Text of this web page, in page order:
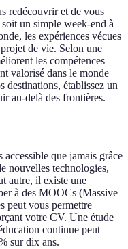
redécouvrir et de vous
un simple week-end à
les expériences vécues
de vie. Selon une
les compétences
valorisé dans le monde
établissez un
au-delà des frontières.
que jamais grâce
nouvelles technologies,
autre, il existe une
à des MOOCs (Massive
peut vous permettre
votre CV. Une étude
continue peut
sur dix ans.